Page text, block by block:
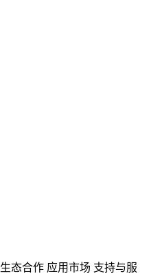
生态合作 应用市场 支持与服